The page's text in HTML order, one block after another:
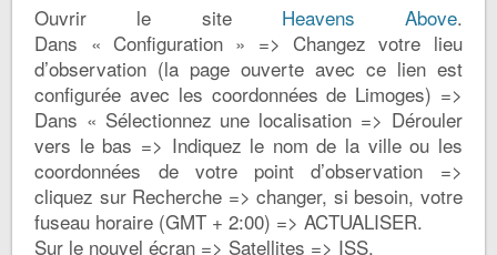
Ouvrir le site Heavens Above.
Dans « Configuration » => Changez votre lieu
d’observation (la page ouverte avec ce lien est
configurée avec les coordonnées de Limoges) =>
Dans « Sélectionnez une localisation => Dérouler
vers le bas => Indiquez le nom de la ville ou les
coordonnées de votre point d’observation =>
cliquez sur Recherche => changer, si besoin, votre
fuseau horaire (GMT + 2:00) => ACTUALISER.
Sur le nouvel écran => Satellites => ISS.